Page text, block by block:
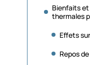
Bienfaits
thermales
Effets
Repos